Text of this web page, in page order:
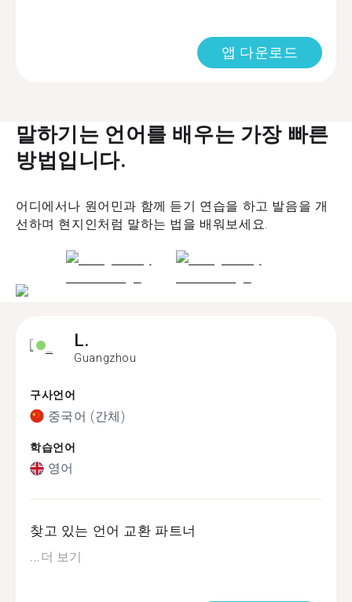
앱 다운로드
말하기는 언어를 배우는 가장 빠른
방법입니다.
어디에서나 원어민과 함께 듣기 연습을 하고 발음을 개
선하며 현지인처럼 말하는 법을 배워보세요.
L.
Guangzhou
구사언어
중국어 (간체)
학습언어
영어
찾고 있는 언어 교환 파트너
...더 보기